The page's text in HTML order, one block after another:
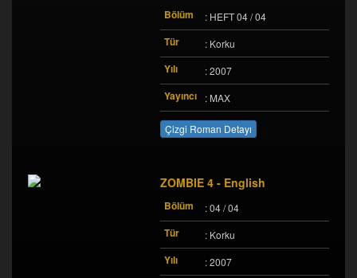
Bölüm : HEFT 04 / 04
Tür : Korku
Yılı : 2007
Yayıncı : MAX
Çizgi Roman Detayı
ZOMBIE 4 - English
Bölüm : 04 / 04
Tür : Korku
Yılı : 2007